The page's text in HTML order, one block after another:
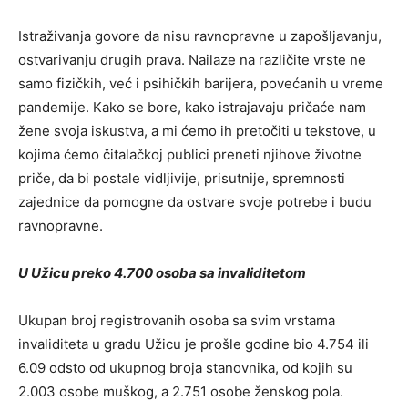
Istraživanja govore da nisu ravnopravne u zapošljavanju,
ostvarivanju drugih prava. Nailaze na različite vrste ne
samo fizičkih, već i psihičkih barijera, povećanih u vreme
pandemije. Kako se bore, kako istrajavaju pričaće nam
žene svoja iskustva, a mi ćemo ih pretočiti u tekstove, u
kojima ćemo čitalačkoj publici preneti njihove životne
priče, da bi postale vidljivije, prisutnije, spremnosti
zajednice da pomogne da ostvare svoje potrebe i budu
ravnopravne.
U Užicu preko 4.700 osoba sa invaliditetom
Ukupan broj registrovanih osoba sa svim vrstama
invaliditeta u gradu Užicu je prošle godine bio 4.754 ili
6.09 odsto od ukupnog broja stanovnika, od kojih su
2.003 osobe muškog, a 2.751 osobe ženskog pola.